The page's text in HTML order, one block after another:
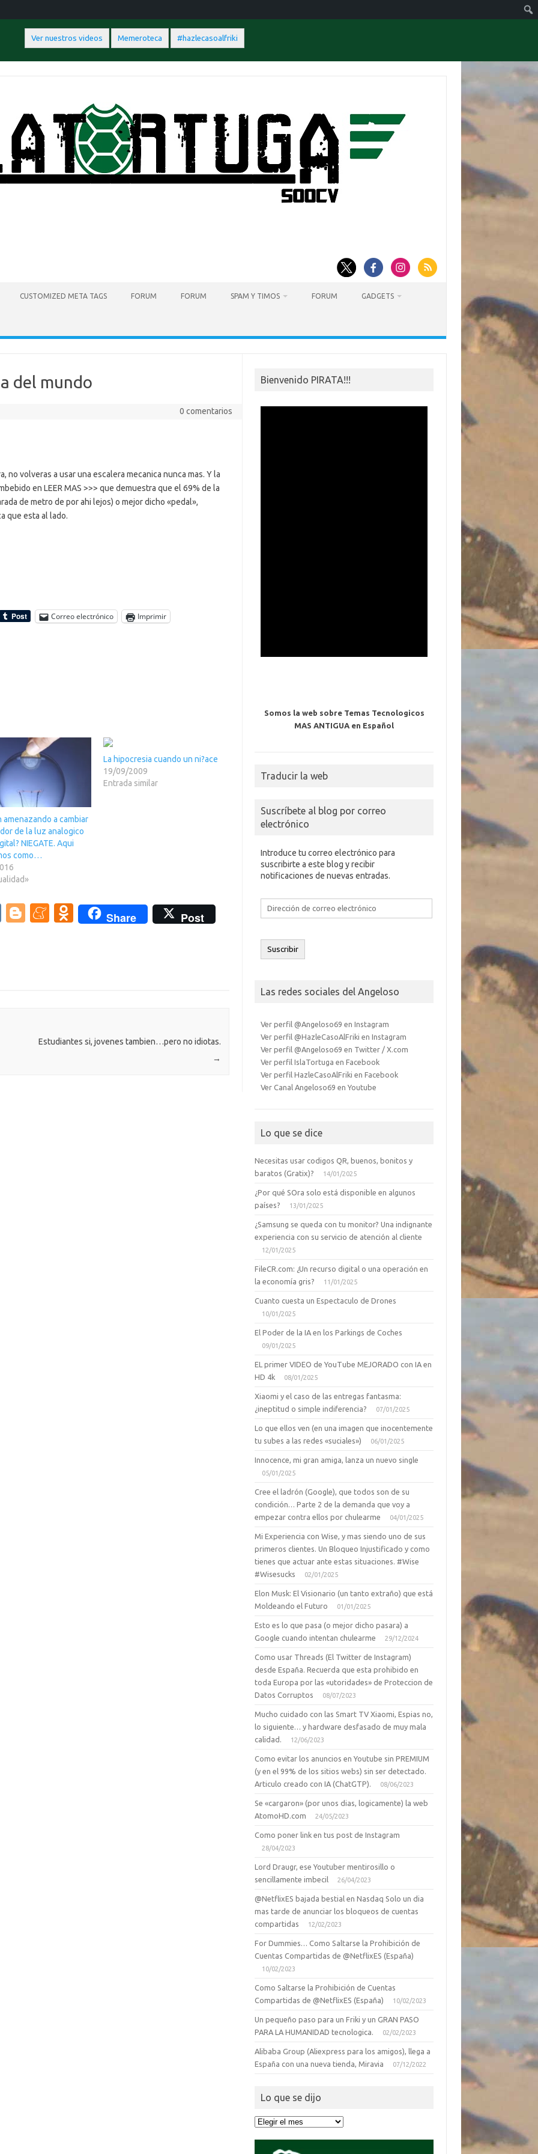
Ver nuestros videos Memeroteca #hazlecasoalfriki
CUSTOMIZED META TAGS FORUM FORUM SPAM Y TIMOS FORUM GADGETS
del mundo
0 comentarios
no volveras a usar una escalera mecanica nunca mas. Y la
en LEER MAS >>> que demuestra que el 69% de la
de metro de por ahi lejos) o mejor dicho «pedal»,
que esta al lado.
Correo electrónico Imprimir
amenazando a cambiar
de la luz analogico
NIEGATE. Aqui
como…
La hipocresia cuando un ni?ace
19/09/2009
Entrada similar
V
Bl
M O
ik
Share
Post
Estudiantes si, jovenes tambien…pero no idiotas.
→
Bienvenido PIRATA!!!
Somos la web sobre Temas Tecnologicos
MAS ANTIGUA en Español
Traducir la web
Suscríbete al blog por correo
electrónico
Introduce tu correo electrónico para
suscribirte a este blog y recibir
notificaciones de nuevas entradas.
Dirección
electrónico
Suscribir
Las redes sociales del Angeloso
Ver perfil @Angeloso69 en Instagram
Ver perfil @HazleCasoAlFriki en Instagram
Ver perfil @Angeloso69 en Twitter / X.com
Ver perfil IslaTortuga en Facebook
Ver perfil HazleCasoAlFriki en Facebook
Ver Canal Angeloso69 en Youtube
Lo que se dice
Necesitas usar codigos QR, buenos, bonitos y
baratos (Gratix)?
14/01/2025
¿Por qué SOra solo está disponible en algunos
países?
13/01/2025
¿Samsung se queda con tu monitor? Una indignante
experiencia con su servicio de atención al cliente
12/01/2025
FileCR.com: ¿Un recurso digital o una operación en
la economía gris?
11/01/2025
Cuanto cuesta un Espectaculo de Drones
10/01/2025
El Poder de la IA en los Parkings de Coches
09/01/2025
EL primer VIDEO de YouTube MEJORADO con IA en
HD 4k
08/01/2025
Xiaomi y el caso de las entregas fantasma:
¿ineptitud o simple indiferencia?
07/01/2025
Lo que ellos ven (en una imagen que inocentemente
tu subes a las redes «suciales»)
06/01/2025
Innocence, mi gran amiga, lanza un nuevo single
05/01/2025
Cree el ladrón (Google), que todos son de su
condición… Parte 2 de la demanda que voy a
empezar contra ellos por chulearme
04/01/2025
Mi Experiencia con Wise, y mas siendo uno de sus
primeros clientes. Un Bloqueo Injustificado y como
tienes que actuar ante estas situaciones. #Wise
#Wisesucks
02/01/2025
Elon Musk: El Visionario (un tanto extraño) que está
Moldeando el Futuro
01/01/2025
Esto es lo que pasa (o mejor dicho pasara) a
Google cuando intentan chulearme
29/12/2024
Como usar Threads (El Twitter de Instagram)
desde España. Recuerda que esta prohibido en
toda Europa por las «utoridades» de Proteccion de
Datos Corruptos
08/07/2023
Mucho cuidado con las Smart TV Xiaomi, Espias no,
lo siguiente… y hardware desfasado de muy mala
calidad.
12/06/2023
Como evitar los anuncios en Youtube sin PREMIUM
(y en el 99% de los sitios webs) sin ser detectado.
Articulo creado con IA (ChatGTP).
08/06/2023
Se «cargaron» (por unos dias, logicamente) la web
AtomoHD.com
24/05/2023
Como poner link en tus post de Instagram
28/04/2023
Lord Draugr, ese Youtuber mentirosillo o
sencillamente imbecil
26/04/2023
@NetflixES bajada bestial en Nasdaq Solo un dia
mas tarde de anunciar los bloqueos de cuentas
compartidas
12/02/2023
For Dummies… Como Saltarse la Prohibición de
Cuentas Compartidas de @NetflixES (España)
10/02/2023
Como Saltarse la Prohibición de Cuentas
Compartidas de @NetflixES (España)
10/02/2023
Un pequeño paso para un Friki y un GRAN PASO
PARA LA HUMANIDAD tecnologica.
02/02/2023
Alibaba Group (Aliexpress para los amigos), llega a
España con una nueva tienda, Miravia
07/12/2022
Lo que se dijo
Lo